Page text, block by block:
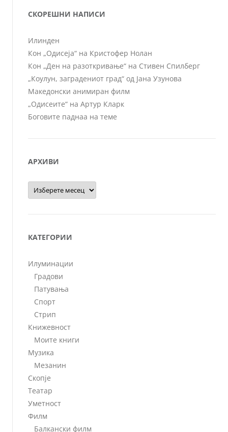
СКОРЕШНИ НАПИСИ
Илинден
Кон „Одисеја“ на Кристофер Нолан
Кон „Ден на разоткривање“ на Стивен Спилберг
„Коулун, заградениот град“ од Јана Узунова
Македонски анимиран филм
„Одисеите“ на Артур Кларк
Боговите паднаа на теме
АРХИВИ
Архиви
КАТЕГОРИИ
Илуминации
Градови
Патувања
Спорт
Стрип
Книжевност
Моите книги
Музика
Мезанин
Скопје
Театар
Уметност
Филм
Балкански филм